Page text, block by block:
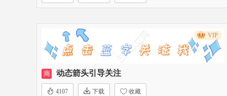
VIP
商 动态箭头引导关注
4107 下载 收藏